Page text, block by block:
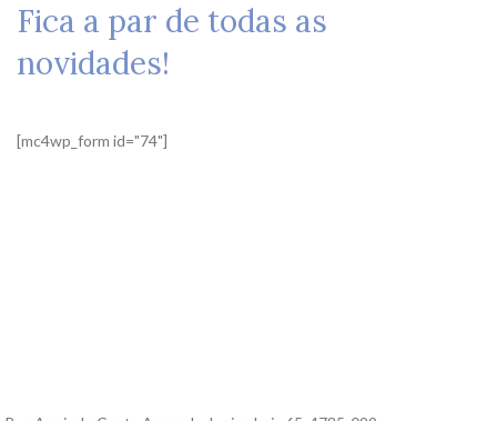
Fica a par de todas as
novidades!
[mc4wp_form id="74"]